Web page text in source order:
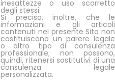
inesattezze o uso scorretto
degli stessi.
Si precisa, inoltre, che le
informazioni e gli articoli
contenuti nel presente Sito non
costituiscono un parere legale
o altro tipo di consulenza
professionale; non possono,
quindi, ritenersi sostitutivi di una
consulenza legale
personalizzata.